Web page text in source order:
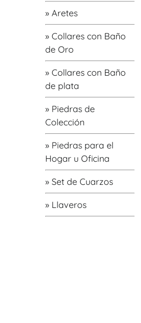
» Aretes
» Collares con Baño
de Oro
» Collares con Baño
de plata
» Piedras de
Colección
» Piedras para el
Hogar u Oficina
» Set de Cuarzos
» Llaveros